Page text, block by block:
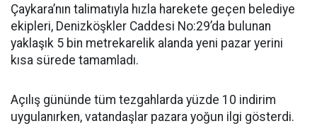
Çaykara’nın talimatıyla hızla harekete geçen belediye
ekipleri, Denizköşkler Caddesi No:29’da bulunan
yaklaşık 5 bin metrekarelik alanda yeni pazar yerini
kısa sürede tamamladı.
Açılış gününde tüm tezgahlarda yüzde 10 indirim
uygulanırken, vatandaşlar pazara yoğun ilgi gösterdi.